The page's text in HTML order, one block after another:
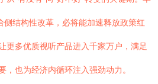
侧结构性改革，必将能加速释放政策红
更多优质视听产品进入千家万户，满足
，也为经济内循环注入强劲动力。